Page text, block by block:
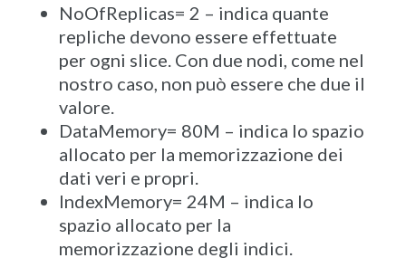
NoOfReplicas= 2 – indica quante
repliche devono essere effettuate
per ogni slice. Con due nodi, come nel
nostro caso, non può essere che due il
valore.
DataMemory= 80M – indica lo spazio
allocato per la memorizzazione dei
dati veri e propri.
IndexMemory= 24M – indica lo
spazio allocato per la
memorizzazione degli indici.